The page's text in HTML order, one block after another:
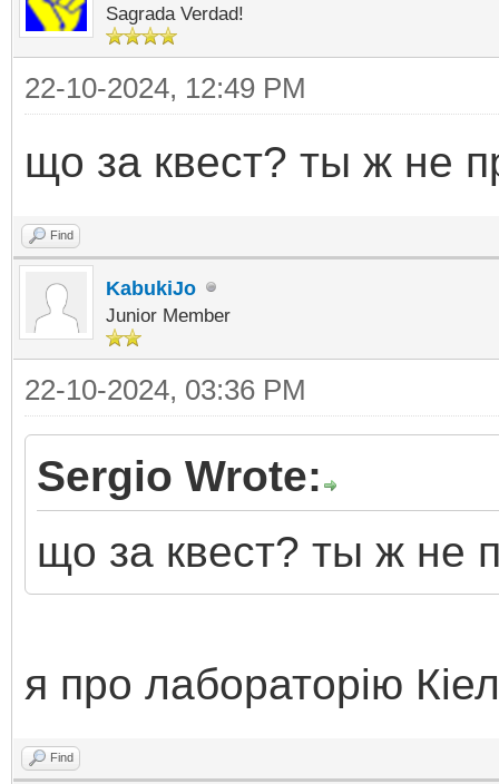
Sagrada Verdad!
22-10-2024, 12:49 PM
що за квест? ты ж не
Find
KabukiJo
Junior Member
22-10-2024, 03:36 PM
Sergio Wrote:
що за квест? ты ж не
я про лабораторію
Find